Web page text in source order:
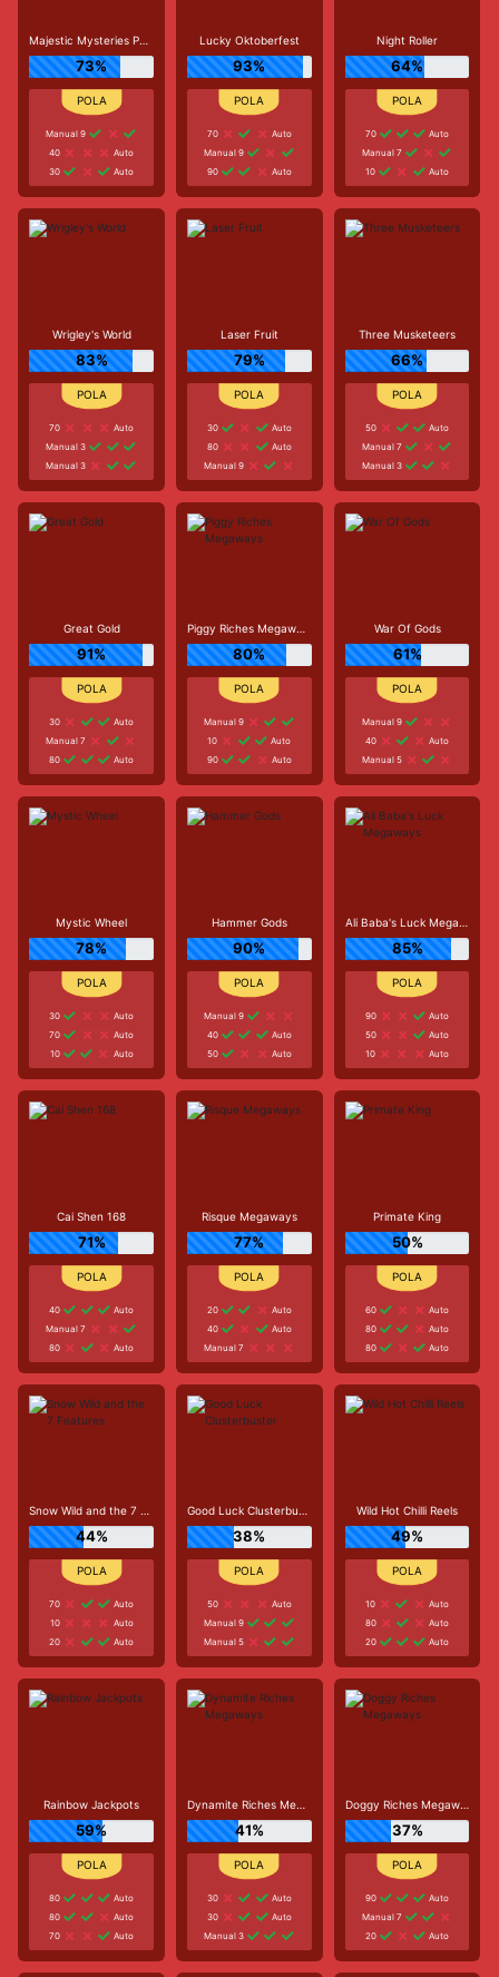
Majestic Mysteries Power Reel
73%
Manual 9
40
Auto
30
Auto
Lucky Oktoberfest
93%
70
Auto
Manual 9
90
Auto
Night Roller
64%
70
Auto
Manual 7
10
Auto
Wrigley's World
83%
70
Auto
Manual 3
Manual 3
Laser Fruit
79%
30
Auto
80
Auto
Manual 9
Three Musketeers
66%
50
Auto
Manual 7
Manual 3
Great Gold
91%
30
Auto
Manual 7
80
Auto
Piggy Riches Megaways
80%
Manual 9
10
Auto
90
Auto
War Of Gods
61%
Manual 9
40
Auto
Manual 5
Mystic Wheel
78%
30
Auto
70
Auto
10
Auto
Hammer Gods
90%
Manual 9
40
Auto
50
Auto
Ali Baba's Luck Megaways
85%
90
Auto
50
Auto
10
Auto
Cai Shen 168
71%
40
Auto
Manual 7
80
Auto
Risque Megaways
77%
20
Auto
40
Auto
Manual 7
Primate King
50%
60
Auto
80
Auto
80
Auto
Snow Wild and the 7 Features
44%
70
Auto
10
Auto
20
Auto
Good Luck Clusterbuster
38%
50
Auto
Manual 9
Manual 5
Wild Hot Chilli Reels
49%
10
Auto
80
Auto
20
Auto
Rainbow Jackpots
59%
80
Auto
80
Auto
70
Auto
Dynamite Riches Megaways
41%
30
Auto
30
Auto
Manual 3
Doggy Riches Megaways
37%
90
Auto
Manual 7
20
Auto